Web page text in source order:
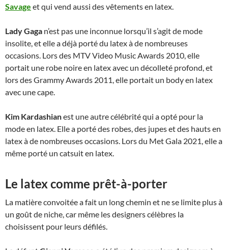
Savage et qui vend aussi des vêtements en latex.
Lady Gaga n’est pas une inconnue lorsqu’il s’agit de mode
insolite, et elle a déjà porté du latex à de nombreuses
occasions. Lors des MTV Video Music Awards 2010, elle
portait une robe noire en latex avec un décolleté profond, et
lors des Grammy Awards 2011, elle portait un body en latex
avec une cape.
Kim Kardashianest une autre célébrité qui a opté pour la
mode en latex. Elle a porté des robes, des jupes et des hauts en
latex à de nombreuses occasions. Lors du Met Gala 2021, elle a
même porté un catsuit en latex.
Le latex comme prêt-à-porter
La matière convoitée a fait un long chemin et ne se limite plus à
un goût de niche, car même les designers célèbres la
choisissent pour leurs défilés.